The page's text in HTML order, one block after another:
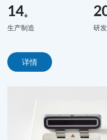
14+
生产制造 研
详情